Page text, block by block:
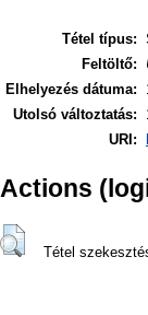
Tétel típus:
Feltöltő:
Elhelyezés dátuma:
Utolsó változtatás:
URI:
Actions
Tétel